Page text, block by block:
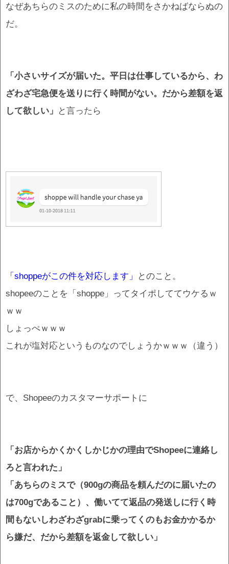
なぜあちらのミスのために私の時間をさかねばならぬの
だ。
「小さいサイズが届いた。平日は仕事しているから、わ
ざわざ宅急便を送りに行く時間がない。だから差額を返
して欲しい」 と言ったら
「shoppeがこの件を対応します」
とのこと。
shopeeのことを「shoppe」ってタイポしててウケるｗ
ｗｗ
しょっぺｗｗｗ
これが塩対応というものなのでしょうかｗｗｗ（違う）
で、Shopeeのカスタマーサポートに
「お店からかくかくしかじかの理由でShopeeに連絡し
ろと言われた」
「あちらのミスで（900gの商品を頼んだのに届いたの
は700gであること）、働いてて返品の発送しに行く時
間もないしわざわざgrabに乗ってくのもお金かかるか
ら嫌だ、だから差額を返金して欲しい」